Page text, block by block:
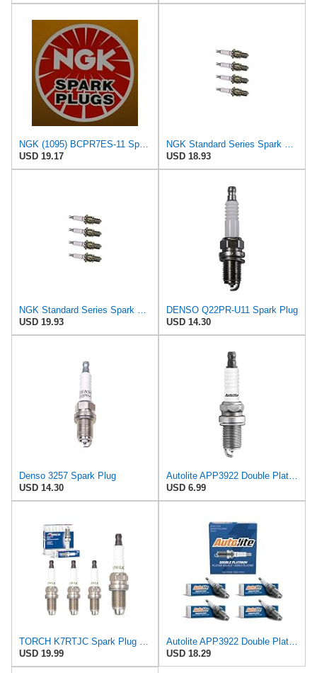
NGK (1095) BCPR7ES-11 Spark Plug - Pack of 4
USD 19.17
USD 18.93
USD 19.93
DENSO Q22PR-U11 Spark Plug
USD 14.30
Denso 3257 Spark Plug
USD 14.30
USD 6.99
USD 19.99
USD 18.29